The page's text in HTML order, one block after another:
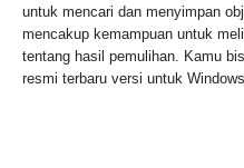
untuk mencari dan menyimpan
mencakup kemampuan untuk
tentang hasil pemulihan. Kamu
resmi terbaru versi untuk